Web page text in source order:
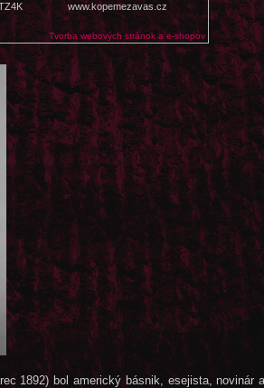
www.kopemezavas.cz
Tvorba webových stránok a e-shopov
1892) bol americký básnik, esejista, novinár